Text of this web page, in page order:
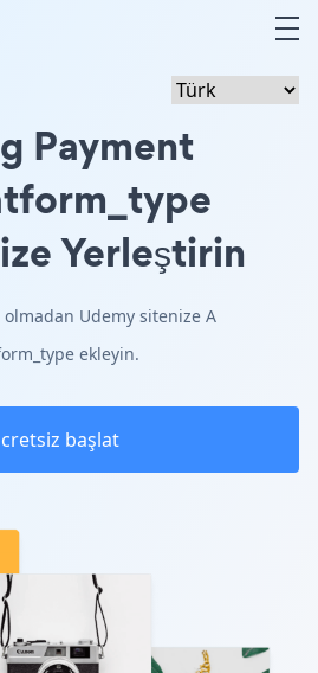
Payment
Yerleştirin
olmadan Udemy sitenize A
ekleyin.
başlat